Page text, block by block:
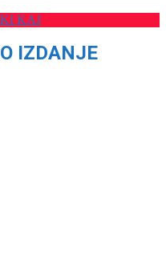
IZDANJE